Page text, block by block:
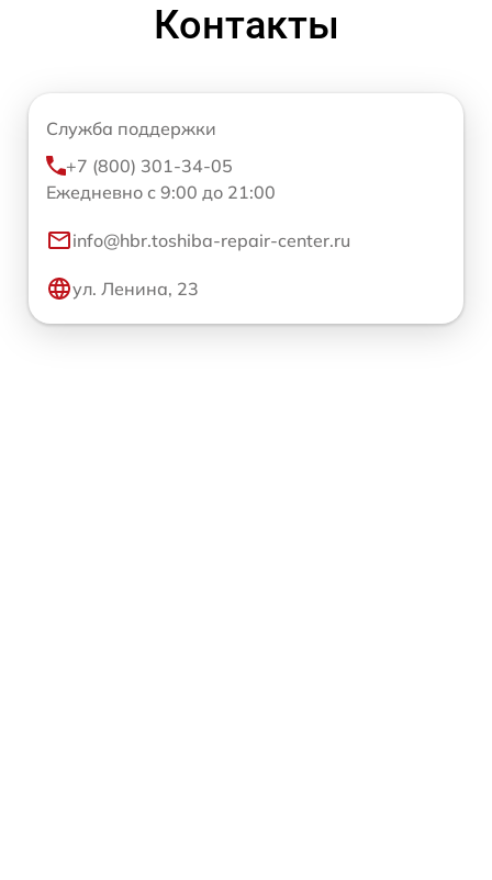
Контакты
Служба поддержки
+7 (800) 301-34-05
Ежедневно с 9:00 до 21:00
info@hbr.toshiba-repair-center.ru
ул. Ленина, 23